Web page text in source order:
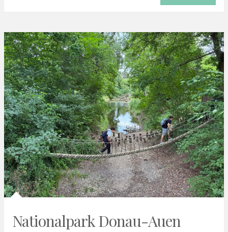
Nationalpark Donau-Auen